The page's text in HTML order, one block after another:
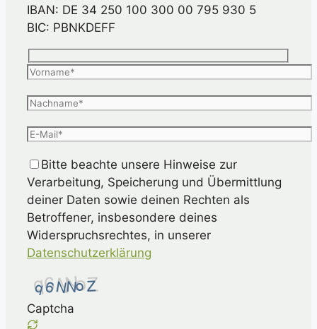
IBAN: DE 34 250 100 300 00 795 930 5
BIC: PBNKDEFF
Bitte beachte unsere Hinweise zur
Verarbeitung, Speicherung und Übermittlung
deiner Daten sowie deinen Rechten als
Betroffener, insbesondere deines
Widerspruchsrechtes, in unserer
Datenschutzerklärung
Captcha